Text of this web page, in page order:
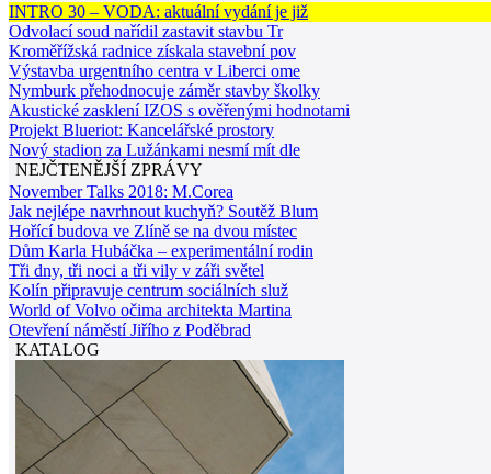
INTRO 30 – VODA: aktuální vydání je již
Odvolací soud nařídil zastavit stavbu Tr
Kroměřížská radnice získala stavební pov
Výstavba urgentního centra v Liberci ome
Nymburk přehodnocuje záměr stavby školky
Akustické zasklení IZOS s ověřenými hodnotami
Projekt Blueriot: Kancelářské prostory
Nový stadion za Lužánkami nesmí mít dle
NEJČTENĚJŠÍ ZPRÁVY
November Talks 2018: M.Corea
Jak nejlépe navrhnout kuchyň? Soutěž Blum
Hořící budova ve Zlíně se na dvou místec
Dům Karla Hubáčka – experimentální rodin
Tři dny, tři noci a tři vily v záři světel
Kolín připravuje centrum sociálních služ
World of Volvo očima architekta Martina
Otevření náměstí Jiřího z Poděbrad
KATALOG